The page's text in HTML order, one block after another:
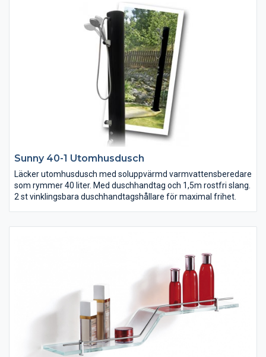
Sunny 40-1 Utomhusdusch
Läcker utomhusdusch med soluppvärmd varmvattensberedare
som rymmer 40 liter. Med duschhandtag och 1,5m rostfri slang.
2 st vinklingsbara duschhandtagshållare för maximal frihet.